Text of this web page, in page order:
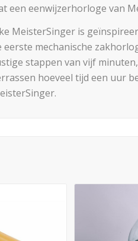
een eenwijzerhorloge van
MeisterSinger is
eerste mechanische
stappen van vijf
hoeveel tijd een uur